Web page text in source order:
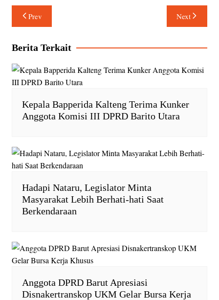
a
t
s
p
c
e
b
o
r
e
n
d
l
Navigasi
pos
Prev Next
Berita Terkait
Kepala Bapperida Kalteng Terima Kunker
Anggota Komisi III DPRD Barito Utara
Hadapi Nataru, Legislator Minta
Masyarakat Lebih Berhati-hati Saat
Berkendaraan
Anggota DPRD Barut Apresiasi
Disnakertranskop UKM Gelar Bursa Kerja